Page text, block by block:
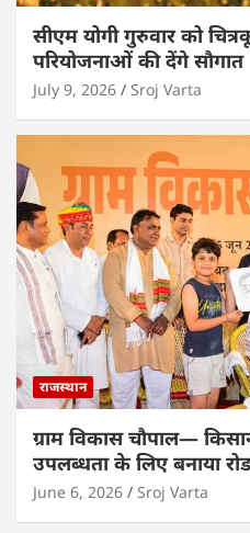
सीएम योगी गुरुवार को
परियोजनाओं की देंगे सौगात
July 9, 2026 Sroj Varta
राजस्थान
ग्राम विकास चौपाल—
उपलब्धता के लिए बनाया
June 6, 2026 Sroj Varta